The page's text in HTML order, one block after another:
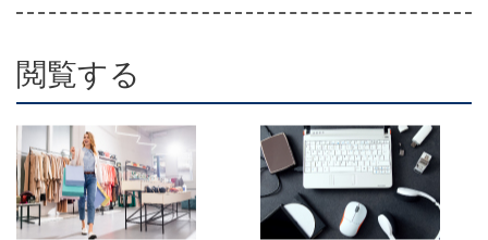
閲覧する